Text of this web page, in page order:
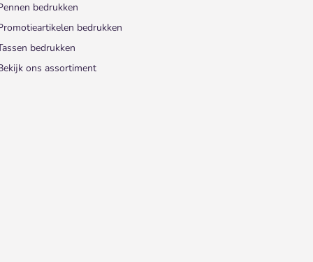
bedrukken
bedrukken
bedrukken
ons assortiment